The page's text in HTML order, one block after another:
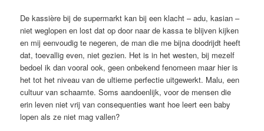
De kassière bij de supermarkt kan bij een klacht – adu, kasian –
niet weglopen en lost dat op door naar de kassa te blijven kijken
en mij eenvoudig te negeren, de man die me bijna doodrijdt heeft
dat, toevallig even, niet gezien. Het is in het westen, bij mezelf
bedoel ik dan vooral ook, geen onbekend fenomeen maar hier is
het tot het niveau van de ultieme perfectie uitgewerkt. Malu, een
cultuur van schaamte. Soms aandoenlijk, voor de mensen die
erin leven niet vrij van consequenties want hoe leert een baby
lopen als ze niet mag vallen?